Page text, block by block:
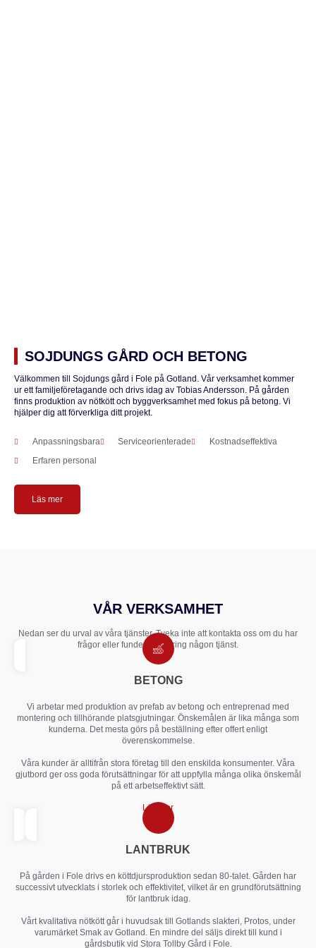
SOJDUNGS GÅRD OCH BETONG
Välkommen till Sojdungs gård i Fole på Gotland. Vår verksamhet kommer
ur ett familjeföretagande och drivs idag av Tobias Andersson. På gården
finns produktion av nötkött och byggverksamhet med fokus på betong. Vi
hjälper dig att förverkliga ditt projekt.
Anpassningsbara Serviceorienterade
Kostnadseffektiva
Erfaren personal
Läs mer
VÅR VERKSAMHET
Nedan ser du urval av våra tjänster. Tveka inte att kontakta oss om du har
frågor eller funderingar kring någon tjänst.
BETONG
Vi arbetar med produktion av prefab av betong och entreprenad med
montering och tillhörande platsgjutningar. Önskemålen är lika många som
kunderna. Det mesta görs på beställning efter offert enligt
överenskommelse.
Våra kunder är alltifrån stora företag till den enskilda konsumenter. Våra
gjutbord ger oss goda förutsättningar för att uppfylla många olika önskemål
på ett arbetseffektivt sätt.
Läs mer
LANTBRUK
På gården i Fole drivs en köttdjursproduktion sedan 80-talet. Gården har
successivt utvecklats i storlek och effektivitet, vilket är en grundförutsättning
för lantbruk idag.
Vårt kvalitativa nötkött går i huvudsak till Gotlands slakteri, Protos, under
varumärket Smak av Gotland. En mindre del säljs direkt till kund i
gårdsbutik vid Stora Tollby Gård i Fole.